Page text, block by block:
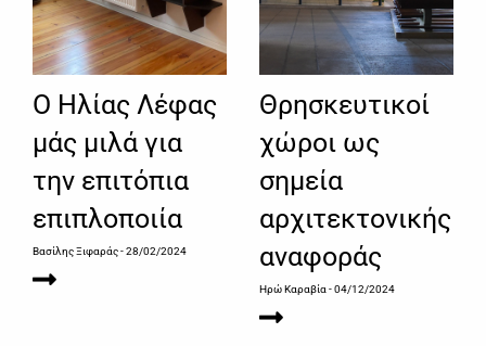
Ο Ηλίας Λέφας
μάς μιλά για
την επιτόπια
επιπλοποιία
Βασίλης Ξιφαράς- 28/02/2024
Θρησκευτικοί
χώροι ως
σημεία
αρχιτεκτονικής
αναφοράς
Ηρώ Καραβία - 04/12/2024